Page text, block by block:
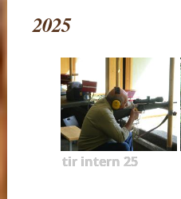
2025
tir intern 25